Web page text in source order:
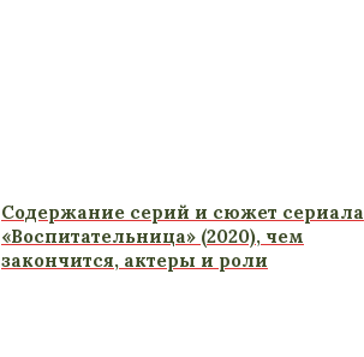
Содержание серий и сюжет сериала
«Воспитательница» (2020), чем
закончится, актеры и роли